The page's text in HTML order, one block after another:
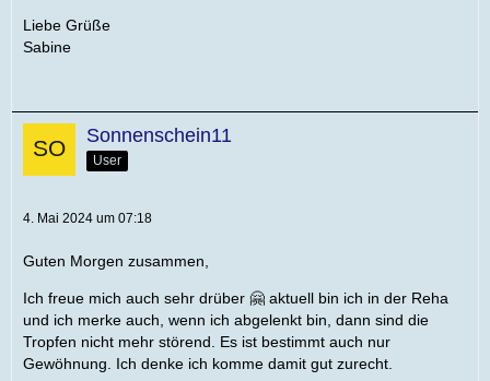
Liebe Grüße
Sabine
Sonnenschein11
User
4. Mai 2024 um 07:18
Guten Morgen zusammen,
Ich freue mich auch sehr drüber 🤗 aktuell bin ich in der Reha
und ich merke auch, wenn ich abgelenkt bin, dann sind die
Tropfen nicht mehr störend. Es ist bestimmt auch nur
Gewöhnung. Ich denke ich komme damit gut zurecht.